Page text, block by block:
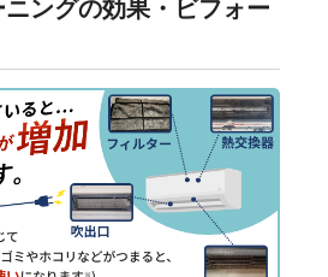
ングの効果・ビフォー